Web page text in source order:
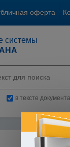
оферта
системы
в тексте документа